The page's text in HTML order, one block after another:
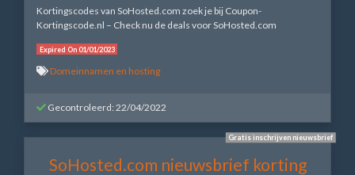
Kortingscodes van SoHosted.com zoek je bij Coupon-
Kortingscode.nl – Check nu de deals voor SoHosted.com
Expired On 01/01/2023
Domeinnamen en hosting
Gecontroleerd: 22/04/2022
Gratis inschrijven nieuwsbrief
SoHosted.com nieuwsbrief korting